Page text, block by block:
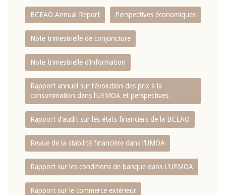
BCEAO Annual Report Perspectives économiques
Note trimestrielle de conjoncture
Note trimestrielle d‘information
Rapport annuel sur l‘évolution des prix à la
consommation dans l‘UEMOA et perspectives
Rapport d‘audit sur les états financiers de la BCEAO
Revue de la stabilité financière dans l‘UMOA
Rapport sur les conditions de banque dans L‘UEMOA
Rapport sur le commerce extérieur